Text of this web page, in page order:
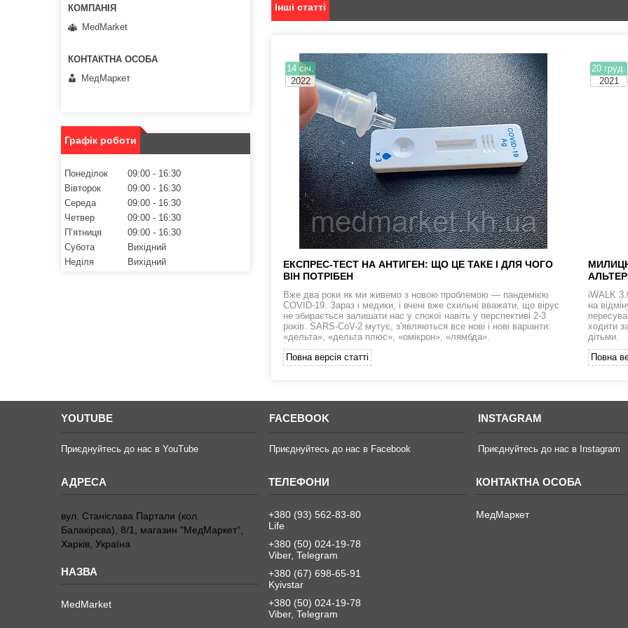
Інші статті
14 січ.
2022
ЕКСПРЕС-ТЕСТ НА АНТИГЕН: ЩО ЦЕ ТАКЕ І ДЛЯ ЧОГО
ВІН ПОТРІБЕН
Вже два роки як ми живемо з новою проблемою — пандемією
COVID-19. Зараз і медики, і вчені вже схильні вважати, що вірус
не збирається залишати нас у спокої навіть у перспективі 2-3
років. SARS-CoV-2 мутує, з'являються все нові і нові варіанти:
«дельта», «дельта плюс», «омікрон», «лямбда».
Повна версія статті
20 груд.
2021
iWALK
на
ходити
дітьми.
Повна
MedMarket
МедМаркет
Графік роботи
Понеділок 09:00
16:30
Вівторок
09:00
16:30
Середа
09:00
16:30
Четвер
09:00
16:30
Пʼятниця
09:00
16:30
Субота
Вихідний
Неділя
Вихідний
YOUTUBE
Приєднуйтесь до нас в YouTube
FACEBOOK
Приєднуйтесь до нас в Facebook
INSTAGRAM
Приєднуйтесь до нас в Instagram
вул. Станіслава Партали (кол.
Балакірєва), 8/1, магазин "МедМаркет",
Харків, Україна
MedMarket
+380 (93) 562-83-80
Life
+380 (50) 024-19-78
Viber, Telegram
+380 (67) 698-65-91
Kyivstar
+380 (50) 024-19-78
Viber, Telegram
МедМаркет